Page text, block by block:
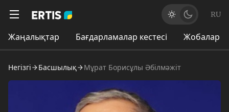
RU
Жаңалықтар Бағдарламалар кестесі Жобалар
Негізгі Басшылық Мұрат Борисұлы Әбілмәжіт